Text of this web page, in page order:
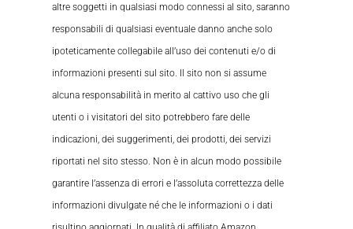
altre soggetti in qualsiasi modo connessi al sito, saranno
responsabili di qualsiasi eventuale danno anche solo
ipoteticamente collegabile all’uso dei contenuti e/o di
informazioni presenti sul sito. Il sito non si assume
alcuna responsabilità in merito al cattivo uso che gli
utenti o i visitatori del sito potrebbero fare delle
indicazioni, dei suggerimenti, dei prodotti, dei servizi
riportati nel sito stesso. Non è in alcun modo possibile
garantire l’assenza di errori e l’assoluta correttezza delle
informazioni divulgate né che le informazioni o i dati